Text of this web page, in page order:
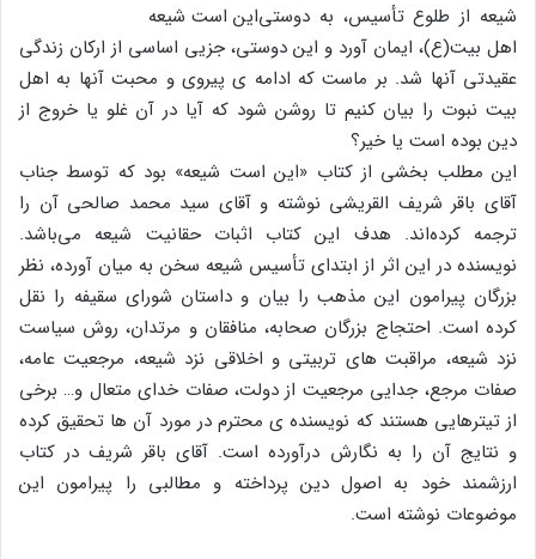
شیعه از طلوع تأسیس، به دوستی
اهل بیت(ع)، ایمان آورد و این دوستی، جزیی اساسی از ارکان زندگی
عقیدتی آنها شد. بر ماست که ادامه ی پیروی و محبت آنها به اهل
بیت نبوت را بیان کنیم تا روشن شود که آیا در آن غلو یا خروج از
دین بوده است یا خیر؟
این مطلب بخشی از کتاب «این است شیعه» بود که توسط جناب
آقای باقر شریف القریشی نوشته و آقای سید محمد صالحی آن را
ترجمه کرده‌اند. هدف این کتاب اثبات حقانیت شیعه می‌باشد.
نویسنده در این اثر از ابتدای تأسیس شیعه سخن به میان آورده، نظر
بزرگان پیرامون این مذهب را بیان و داستان شورای سقیفه را نقل
کرده است. احتجاج بزرگان صحابه، منافقان و مرتدان، روش سیاست
نزد شیعه، مراقبت های تربیتی و اخلاقی نزد شیعه، مرجعیت عامه،
صفات مرجع، جدایی مرجعیت از دولت، صفات خدای متعال و… برخی
از تیترهایی هستند که نویسنده ی محترم در مورد آن ها تحقیق کرده
و نتایج آن را به نگارش درآورده است. آقای باقر شریف در کتاب
ارزشمند خود به اصول دین پرداخته و مطالبی را پیرامون این
موضوعات نوشته است.